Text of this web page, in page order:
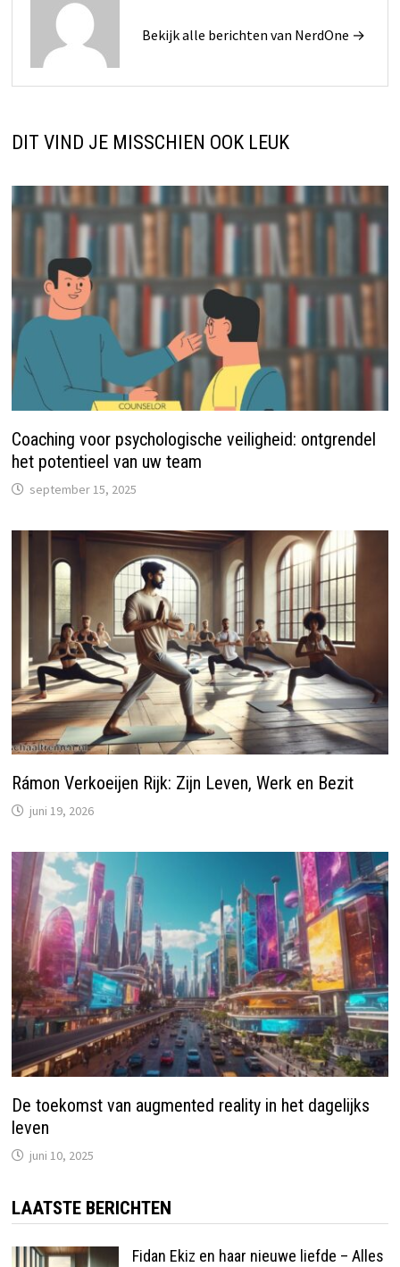
Bekijk alle berichten van NerdOne →
DIT VIND JE MISSCHIEN OOK LEUK
Coaching voor psychologische veiligheid: ontgrendel
het potentieel van uw team
september 15, 2025
Rámon Verkoeijen Rijk: Zijn Leven, Werk en Bezit
juni 19, 2026
De toekomst van augmented reality in het dagelijks
leven
juni 10, 2025
LAATSTE BERICHTEN
Fidan Ekiz en haar nieuwe liefde – Alles